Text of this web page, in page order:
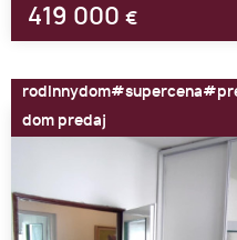
419 000 €
dom predaj